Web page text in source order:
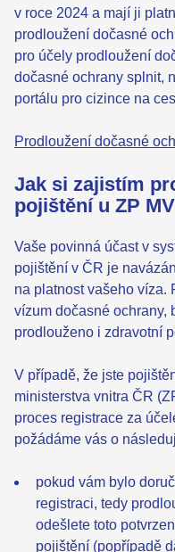
v roce 2024 a mají ji
prodloužení dočasné
pro účely prodloužení
dočasné ochrany splnit,
portálu pro cizince na
Prodloužení dočasné
Jak si zajistím
pojištění u ZP
Vaše povinná účast v
pojištění v ČR je
na platnost vašeho víza.
vízum dočasné ochrany,
prodlouženo i zdravotní
V případě, že jste
ministerstva vnitra ČR
proces registrace za
požádáme vás o
pokud vám bylo
registraci, tedy
odešlete toto
pojištění (popřípadě